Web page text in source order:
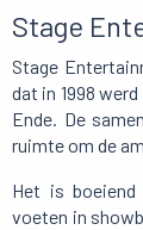
Stage
Stage
dat in 1998
Ende. De
ruimte om de
Het is
voeten in